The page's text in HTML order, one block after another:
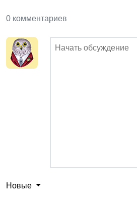
0 комментариев
Новые